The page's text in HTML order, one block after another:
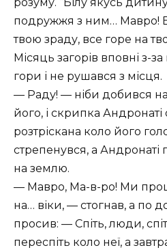
подружжя з ним… Мавро!
твою зраду, все горе на
Місяць загорів вповні з-за
гори і не рушався з місця.
— Раду! — ніби добився
його, і скрипка
розтріскана коло його
стрепенувся, а Андронаті
на землю.
— Мавро, Ма-в-ро! Ми
на… віки, — стогнав, а по
просив: — Спіть, люди,
переспіть коло неї, а